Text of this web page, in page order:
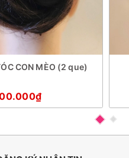
CON MÈO (2 que)